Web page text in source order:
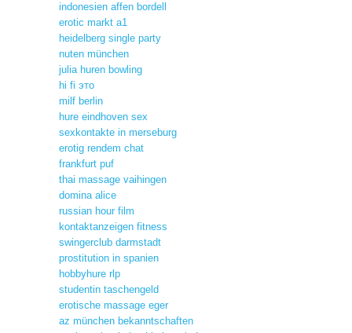
indonesien affen bordell
erotic markt a1
heidelberg single party
nuten münchen
julia huren bowling
hi fi это
milf berlin
hure eindhoven sex
sexkontakte in merseburg
erotig rendem chat
frankfurt puf
thai massage vaihingen
domina alice
russian hour film
kontaktanzeigen fitness
swingerclub darmstadt
prostitution in spanien
hobbyhure rlp
studentin taschengeld
erotische massage eger
az münchen bekanntschaften